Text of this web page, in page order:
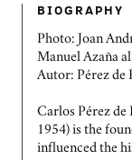
BIOGRAPHY
Photo: Joan
Manuel Azaña
Autor: Pérez de
Carlos Pérez de
1954) is the
influenced the